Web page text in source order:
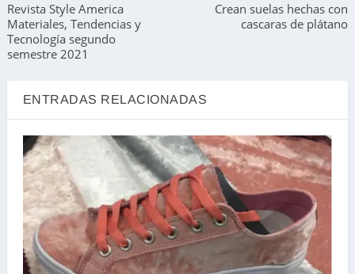
Revista Style America
Materiales, Tendencias y
Tecnología segundo
semestre 2021
Crean suelas hechas con
cascaras de plátano
ENTRADAS RELACIONADAS